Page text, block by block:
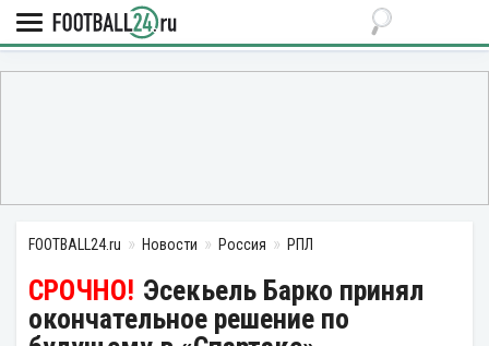
FOOTBALL24.ru Новости Россия РПЛ
Эсекьель Барко принял
окончательное решение по